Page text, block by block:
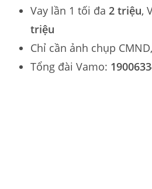
Vay lần 1 tối đa2 triệu,
triệu
Chỉ cần ảnh chụp
Tổng đài Vamo: